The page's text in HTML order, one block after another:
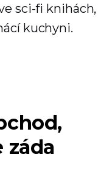
sci-fi knihách,
kuchyni.
záda